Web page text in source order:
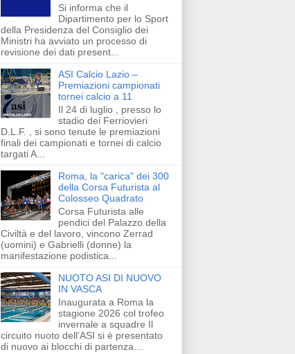
Si informa che il
Dipartimento per lo Sport
della Presidenza del Consiglio dei
Ministri ha avviato un processo di
revisione dei dati present...
ASI Calcio Lazio –
Premiazioni campionati
tornei calcio a 11
Il 24 di luglio , presso lo
stadio dei Ferriovieri
D.L.F. , si sono tenute le premiazioni
finali dei campionati e tornei di calcio
targati A...
Roma, la "carica" dei 300
della Corsa Futurista al
Colosseo Quadrato
Corsa Futurista alle
pendici del Palazzo della
Civiltà e del lavoro, vincono Zerrad
(uomini) e Gabrielli (donne) la
manifestazione podistica...
NUOTO ASI DI NUOVO
IN VASCA
Inaugurata a Roma la
stagione 2026 col trofeo
invernale a squadre Il
circuito nuoto dell’ASI si è presentato
di nuovo ai blocchi di partenza...